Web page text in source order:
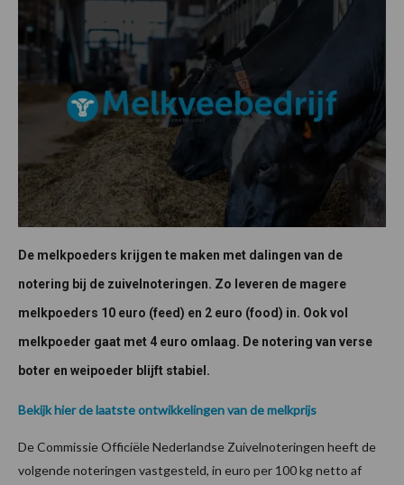
De melkpoeders krijgen te maken met dalingen van de
notering bij de zuivelnoteringen. Zo leveren de magere
melkpoeders 10 euro (feed) en 2 euro (food) in. Ook vol
melkpoeder gaat met 4 euro omlaag. De notering van verse
boter en weipoeder blijft stabiel.
Bekijk hier de laatste ontwikkelingen van de melkprijs
De Commissie Officiële Nederlandse Zuivelnoteringen heeft de
volgende noteringen vastgesteld, in euro per 100 kg netto af